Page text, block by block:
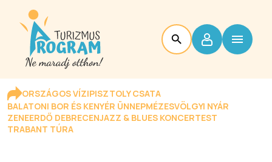
ORSZÁGOS VÍZIPISZTOLY CSATA
BALATONI BOR ÉS KENYÉR ÜNNEPMÉZESVÖLGYI NYÁR
ZENEERDŐ DEBRECENJAZZ & BLUES KONCERTEST
TRABANT TÚRA